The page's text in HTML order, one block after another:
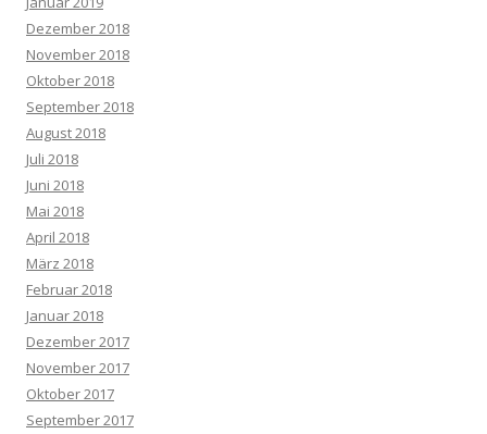
Dezember 2018
November 2018
Oktober 2018
September 2018
August 2018
Juli 2018
Juni 2018
Mai 2018
April 2018
März 2018
Februar 2018
Januar 2018
Dezember 2017
November 2017
Oktober 2017
September 2017